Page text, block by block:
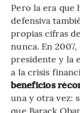
Pero la era que
defensiva
propias cifras
nunca. En
presidente y la
a la crisis
beneficios
una y otra vez:
que Barack